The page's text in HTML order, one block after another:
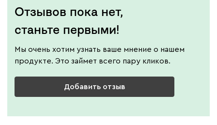
Отзывов пока нет,
станьте первыми!
Мы очень хотим узнать ваше мнение о нашем
продукте. Это займет всего пару кликов.
Добавить отзыв